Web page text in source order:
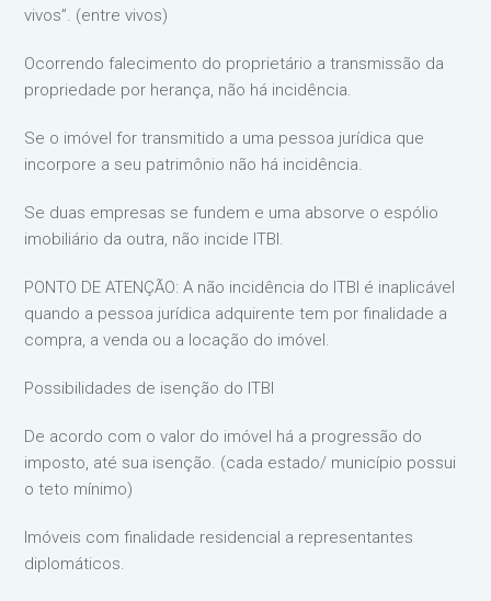
vivos”. (entre vivos)
Ocorrendo falecimento do proprietário a transmissão da
propriedade por herança, não há incidência.
Se o imóvel for transmitido a uma pessoa jurídica que
incorpore a seu patrimônio não há incidência.
Se duas empresas se fundem e uma absorve o espólio
imobiliário da outra, não incide ITBI.
PONTO DE ATENÇÃO: A não incidência do ITBI é inaplicável
quando a pessoa jurídica adquirente tem por finalidade a
compra, a venda ou a locação do imóvel.
Possibilidades de isenção do ITBI
De acordo com o valor do imóvel há a progressão do
imposto, até sua isenção. (cada estado/ município possui
o teto mínimo)
Imóveis com finalidade residencial a representantes
diplomáticos.